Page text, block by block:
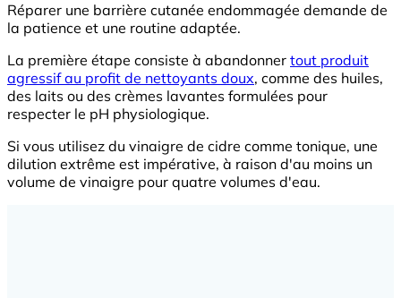
Réparer une barrière cutanée endommagée demande de
la patience et une routine adaptée.
La première étape consiste à abandonner tout produit
agressif au profit de nettoyants doux, comme des huiles,
des laits ou des crèmes lavantes formulées pour
respecter le pH physiologique.
Si vous utilisez du vinaigre de cidre comme tonique, une
dilution extrême est impérative, à raison d'au moins un
volume de vinaigre pour quatre volumes d'eau.